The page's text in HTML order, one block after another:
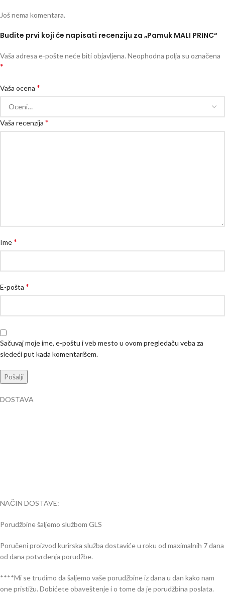
Još nema komentara.
Budite prvi koji će napisati recenziju za „Pamuk MALI PRINC“
Vaša adresa e-pošte neće biti objavljena. Neophodna polja su označena
*
Vaša ocena *
Vaša recenzija *
Ime*
E-pošta *
Sačuvaj moje ime, e-poštu i veb mesto u ovom pregledaču veba za
sledeći put kada komentarišem.
DOSTAVA
NAČIN DOSTAVE:
Porudžbine šaljemo službom GLS
Poručeni proizvod kurirska služba dostaviće u roku od maximalnih 7 dana
od dana potvrđenja porudžbe.
****Mi se trudimo da šaljemo vaše porudžbine iz dana u dan kako nam
one pristižu. Dobićete obaveštenje i o tome da je porudžbina poslata.